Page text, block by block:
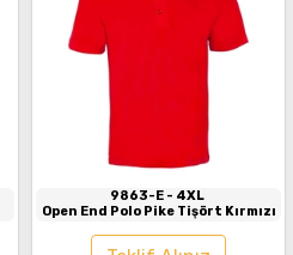
9863-E - 4XL
Open End Polo Pike Tişört Kırmızı